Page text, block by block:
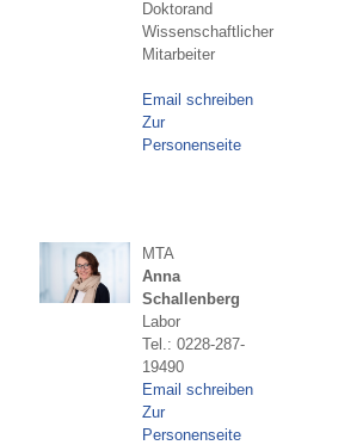
Doktorand
Wissenschaftlicher
Mitarbeiter
Email schreiben
Zur
Personenseite
MTA
Anna
Schallenberg
Labor
Tel.: 0228-287-
19490
Email schreiben
Zur
Personenseite